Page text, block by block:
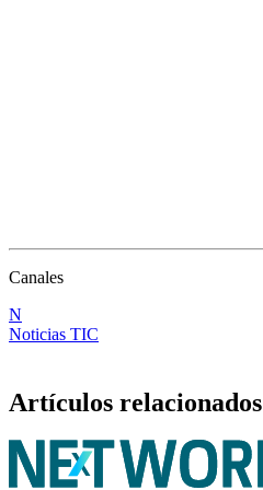
Canales
N
Noticias TIC
Artículos relacionados